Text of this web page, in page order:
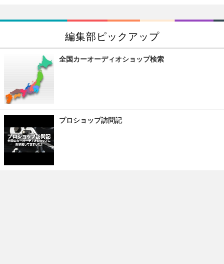
編集部ピックアップ
全国カーオーディオショップ検索
プロショップ訪問記